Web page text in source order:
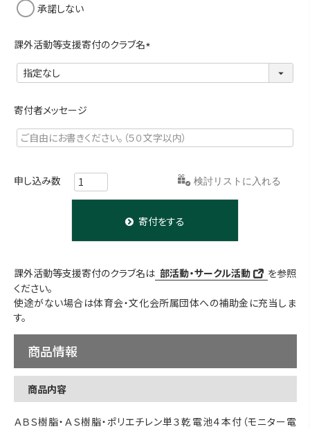
承諾しない
課外活動等支援寄付のクラブ名
(
寄付者メッセージ
お気に入りに登録する
寄付をする
課外活動等支援寄付のクラブ名は 部活動・サークル活動
を参照
ください。
使途がない場合は体育会・文化会所属団体への補助金に充当しま
す。
商品情報
商品内容
ＡＢＳ樹脂・ＡＳ樹脂・ポリエチレン単３乾電池４本付（モニター電